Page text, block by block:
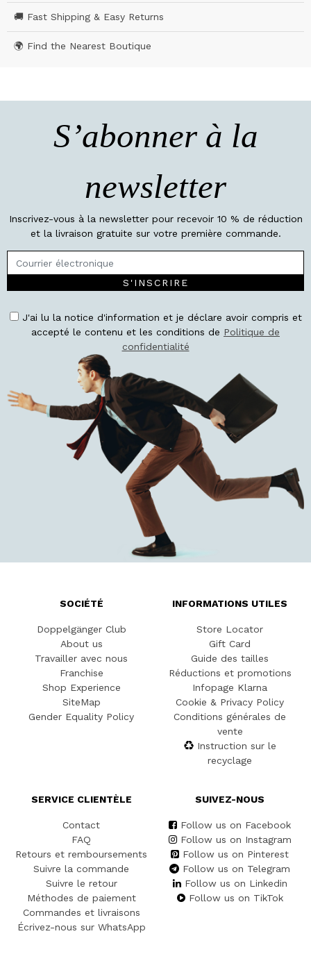
🚚 Fast Shipping & Easy Returns
🌍 Find the Nearest Boutique
S’abonner à la
newsletter
Inscrivez-vous à la newsletter pour recevoir 10 % de réduction
et la livraison gratuite sur votre première commande.
S'INSCRIRE
J'ai lu la notice d'information et je déclare avoir compris et
accepté le contenu et les conditions de Politique de
confidentialité
SOCIÉTÉ
Doppelgänger Club
About us
Travailler avec nous
Franchise
Shop Experience
SiteMap
Gender Equality Policy
INFORMATIONS UTILES
Store Locator
Gift Card
Guide des tailles
Réductions et promotions
Infopage Klarna
Cookie & Privacy Policy
Conditions générales de
vente
Instruction sur le
recyclage
SERVICE CLIENTÈLE
Contact
FAQ
Retours et remboursements
Suivre la commande
Suivre le retour
Méthodes de paiement
Commandes et livraisons
Écrivez-nous sur WhatsApp
SUIVEZ-NOUS
Follow us on Facebook
Follow us on Instagram
Follow us on Pinterest
Follow us on Telegram
Follow us on Linkedin
Follow us on TikTok